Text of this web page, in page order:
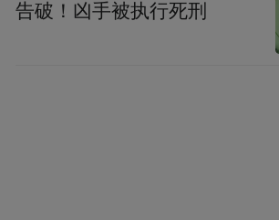
告破！凶手被执行死刑